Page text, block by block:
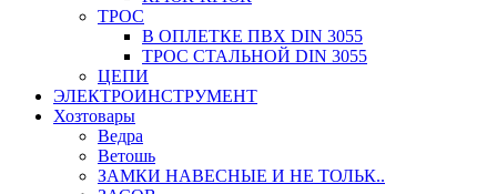
ТРОС
В ОПЛЕТКЕ ПВХ DIN 3055
ТРОС СТАЛЬНОЙ DIN 3055
ЦЕПИ
ЭЛЕКТРОИНСТРУМЕНТ
Хозтовары
Ведра
Ветошь
ЗАМКИ НАВЕСНЫЕ И НЕ ТОЛЬК..